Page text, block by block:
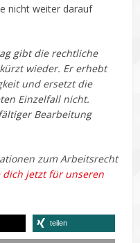
nicht weiter darauf
gibt die rechtliche
wieder. Er erhebt
und ersetzt die
Einzelfall nicht.
Bearbeitung
zum Arbeitsrecht
dich jetzt für unseren
teilen